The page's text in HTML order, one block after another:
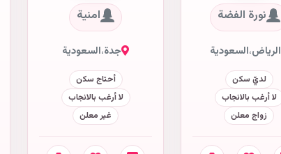
نورة الفضة
الرياض،السعودية
لديّ سكن
لا أرغب بالانجاب
زواج معلن
امنية
جدة،السعودية
أحتاج سكن
لا أرغب بالانجاب
غير معلن